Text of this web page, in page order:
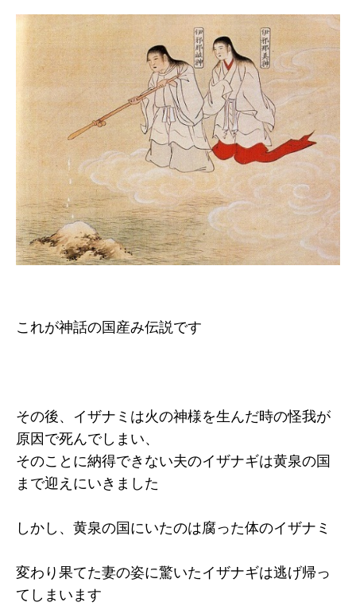
これが神話の国産み伝説です
その後、イザナミは火の神様を生んだ時の怪我が
原因で死んでしまい、
そのことに納得できない夫のイザナギは黄泉の国
まで迎えにいきました
しかし、黄泉の国にいたのは腐った体のイザナミ
変わり果てた妻の姿に驚いたイザナギは逃げ帰っ
てしまいます